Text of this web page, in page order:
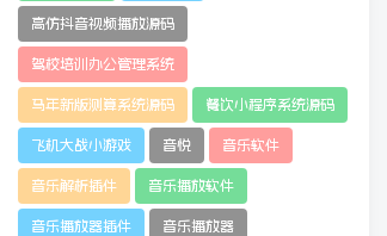
高仿抖音视频播放源码
驾校培训办公管理系统
马年新版测算系统源码 餐饮小程序系统源码
飞机大战小游戏 音悦 音乐软件
音乐解析插件 音乐播放软件
音乐播放器插件 音乐播放器